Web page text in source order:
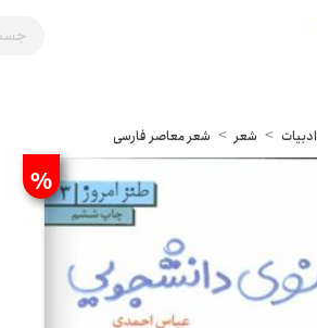
ادبیات شعر شعر معاصر فارسی
%